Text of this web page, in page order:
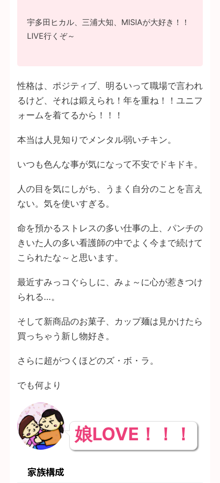
宇多田ヒカル、三浦大知、MISIAが大好き！！
LIVE行くぞ～
性格は、ポジティブ、明るいって職場で言われ
るけど、それは鍛えられ！年を重ね！！ユニフ
ォームを着てるから！！！
本当は人見知りでメンタル弱いチキン。
いつも色んな事が気になって不安でドキドキ。
人の目を気にしがち、うまく自分のことを言え
ない。気を使いすぎる。
命を預かるストレスの多い仕事の上、パンチの
きいた人の多い看護師の中でよく今まで続けて
こられたな～と思います。
最近すみっコぐらしに、みょ～に心が惹きつけ
られる…。
そして新商品のお菓子、カップ麺は見かけたら
買っちゃう新し物好き。
さらに超がつくほどのズ・ボ・ラ。
でも何より
娘LOVE！！！
家族構成